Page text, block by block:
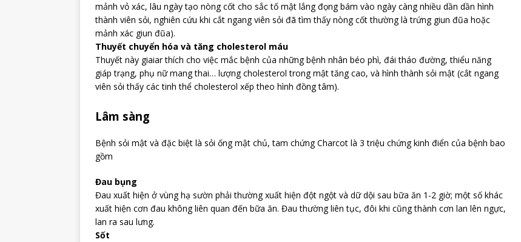
mảnh vỏ xác, lâu ngày tạo nòng cốt cho sắc tố mật lắng đọng bám vào ngày càng nhiều dần dần hình
thành viên sỏi, nghiên cứu khi cắt ngang viên sỏi đã tìm thấy nòng cốt thường là trứng giun đũa hoặc
mảnh xác giun đũa).
Thuyết chuyển hóa và tăng cholesterol máu
Thuyết này giaiar thích cho việc mắc bệnh của những bệnh nhân béo phì, đái tháo đường, thiểu năng
giáp trạng, phụ nữ mang thai… lượng cholesterol trong mật tăng cao, và hình thành sỏi mật (cắt ngang
viên sỏi thấy các tinh thể cholesterol xếp theo hình đồng tâm).
Lâm sàng
Bệnh sỏi mật và đặc biệt là sỏi ống mật chủ, tam chứng Charcot là 3 triệu chứng kinh điển của bệnh bao
gồm
Đau bụng
Đau xuất hiện ở vùng hạ sườn phải thường xuất hiện đột ngột và dữ dội sau bữa ăn 1-2 giờ; một số khác
xuất hiện cơn đau không liên quan đến bữa ăn. Đau thường liên tục, đôi khi cũng thành cơn lan lên ngực,
lan ra sau lưng.
Sốt